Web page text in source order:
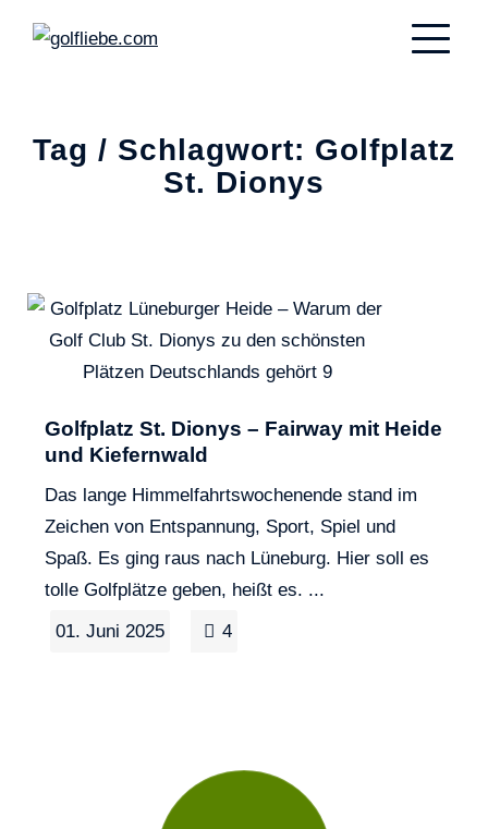
Tag / Schlagwort: Golfplatz
St. Dionys
Golfplatz St. Dionys – Fairway mit Heide
und Kiefernwald
Das lange Himmelfahrtswochenende stand im
Zeichen von Entspannung, Sport, Spiel und
Spaß. Es ging raus nach Lüneburg. Hier soll es
tolle Golfplätze geben, heißt es. ...
01. Juni 2025
4